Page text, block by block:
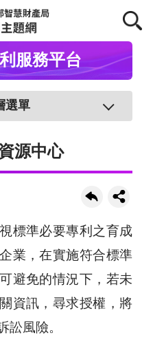
服務平台
選單
源中心
標準必要專利之育成
業，在實施符合標準
避免的情況下，若未
資訊，尋求授權，將
訟風險。